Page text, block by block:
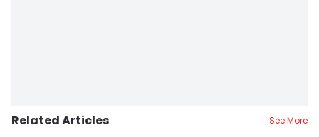
Related Articles See More